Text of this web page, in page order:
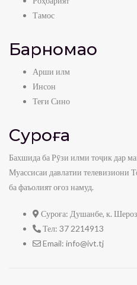
Тамос
Барномаҳо
Арши илм
Инсон
Теғи Сино
Суроға
Бахшида ба Рӯзи илми тоҷик дар
Муассисаи давлатии телевизиони
ба фаъолият оғоз намуд.
Суроға: Душанбе, к.
Тел: 37 2214913
Email: info@ivt.tj